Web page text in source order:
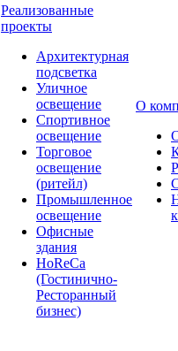
Реализованные
проекты
Архитектурная
подсветка
Уличное
освещение
Спортивное
освещение
Торговое
освещение
(ритейл)
Промышленное
освещение
Офисные
здания
HoReCa
(Гостинично-
Ресторанный
бизнес)
О